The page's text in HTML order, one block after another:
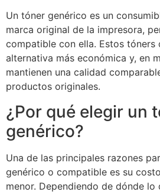
Un tóner genérico es un
marca original de la impresora,
compatible con ella. Estos tóners
alternativa más económica y, en
mantienen una calidad
productos originales.
¿Por qué elegir un
genérico?
Una de las principales razones
genérico o compatible es su
menor. Dependiendo de dónde lo